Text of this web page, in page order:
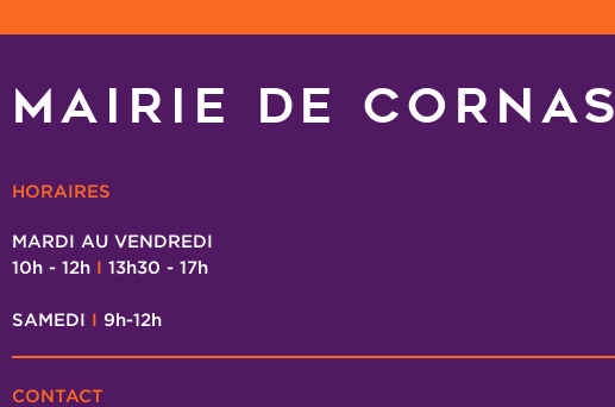
MAIRIE DE CORNAS
HORAIRES
MARDI AU VENDREDI
10h - 12h I 13h30 - 17h
SAMEDI I 9h-12h
CONTACT